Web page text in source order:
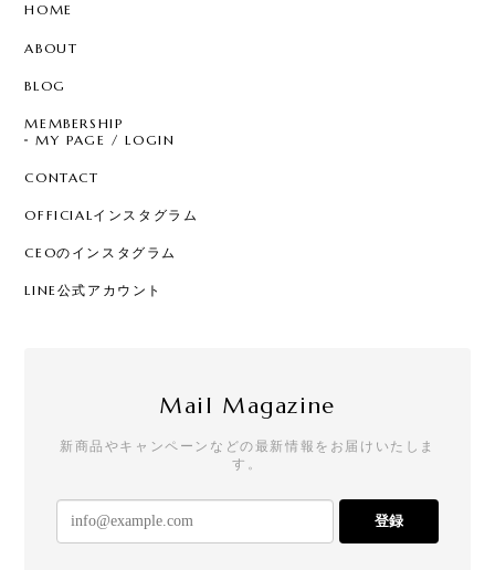
HOME
ABOUT
BLOG
MEMBERSHIP
MY PAGE / LOGIN
CONTACT
OFFICIALインスタグラム
CEOのインスタグラム
LINE公式アカウント
Mail Magazine
新商品やキャンペーンなどの最新情報をお届けいたしま
す。
登録